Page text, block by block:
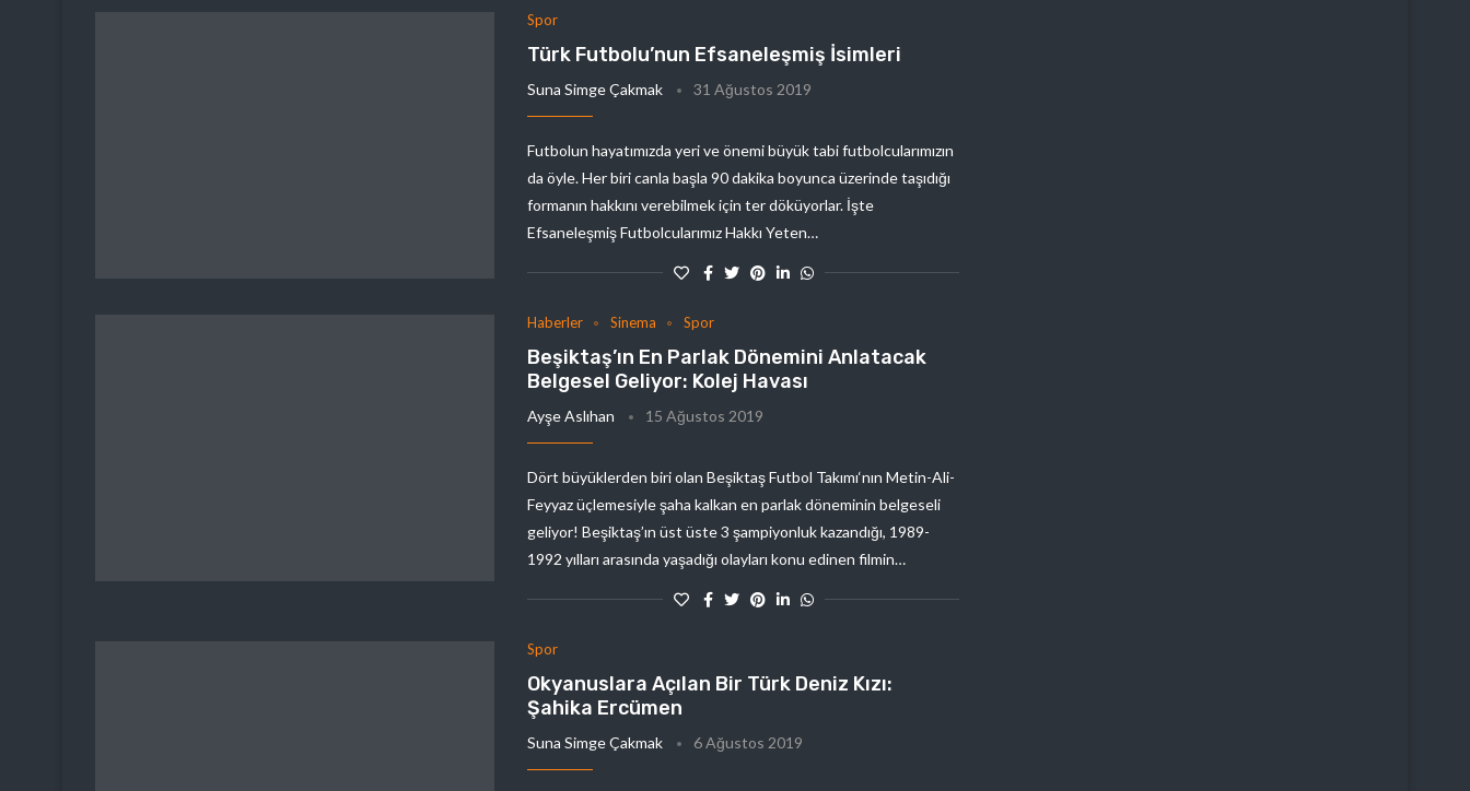
Spor
Türk Futbolu’nun Efsaneleşmiş İsimleri
Suna Simge Çakmak 31 Ağustos 2019
Futbolun hayatımızda yeri ve önemi büyük tabi futbolcularımızın
da öyle. Her biri canla başla 90 dakika boyunca üzerinde taşıdığı
formanın hakkını verebilmek için ter döküyorlar. İşte
Efsaneleşmiş Futbolcularımız Hakkı Yeten…
Haberler Sinema Spor
Beşiktaş’ın En Parlak Dönemini Anlatacak
Belgesel Geliyor: Kolej Havası
Ayşe Aslıhan 15 Ağustos 2019
Dört büyüklerden biri olan Beşiktaş Futbol Takımı‘nın Metin-Ali-
Feyyaz üçlemesiyle şaha kalkan en parlak döneminin belgeseli
geliyor! Beşiktaş’ın üst üste 3 şampiyonluk kazandığı, 1989-
1992 yılları arasında yaşadığı olayları konu edinen filmin…
Spor
Okyanuslara Açılan Bir Türk Deniz Kızı:
Şahika Ercümen
Suna Simge Çakmak 6 Ağustos 2019